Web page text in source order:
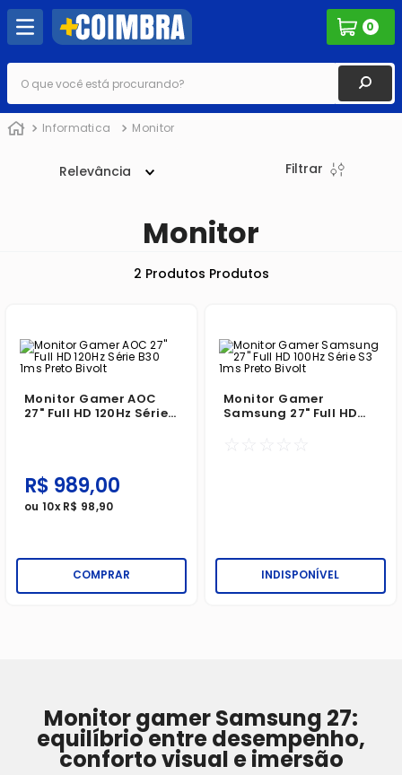
0
O que você está procurando?
Informatica Monitor
Relevância Filtrar
Monitor
2 Produtos
Monitor Gamer AOC
27" Full HD 120Hz Série
R$ 989,00
ou 10xR$ 98,90
COMPRAR
Monitor Gamer
Samsung 27" Full HD
Preto Bivolt
☆ ☆ ☆ ☆ ☆
INDISPONÍVEL
Monitor gamer Samsung 27:
equilíbrio entre desempenho,
conforto visual e imersão